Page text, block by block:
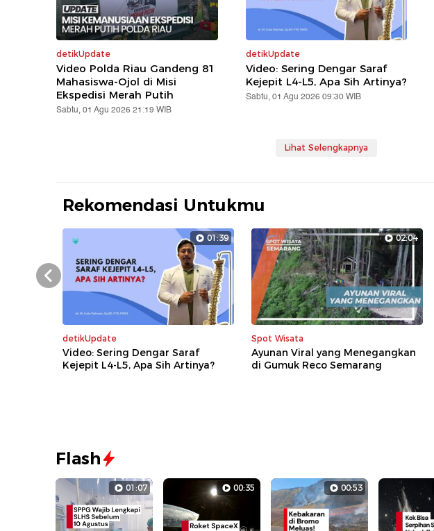
detikUpdate
Video Polda Riau Gandeng 81
Mahasiswa-Ojol di Misi
Ekspedisi Merah Putih
Sabtu, 01 Agu 2026 21:19 WIB
detikUpdate
Video: Sering Dengar Saraf
Kejepit L4-L5, Apa Sih Artinya?
Sabtu, 01 Agu 2026 09:30 WIB
Lihat Selengkapnya
Rekomendasi Untukmu
01:39
detikUpdate
Video: Sering Dengar Saraf
Kejepit L4-L5, Apa Sih Artinya?
02:04
Spot Wisata
Ayunan Viral yang Menegangkan
di Gumuk Reco Semarang
Prev
Flash
01:07 00:35 00:53